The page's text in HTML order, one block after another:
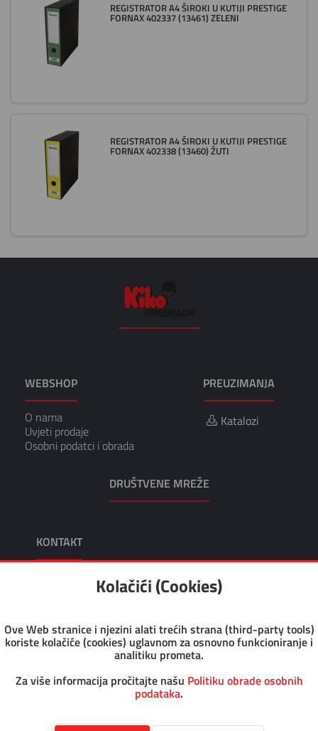
REGISTRATOR A4 ŠIROKI U KUTIJI PRESTIGE
FORNAX 402337 (13461) ZELENI
REGISTRATOR A4 ŠIROKI U KUTIJI PRESTIGE
FORNAX 402338 (13460) ŽUTI
WEBSHOP
O nama
Uvjeti prodaje
Osobni podatci i obrada
PREUZIMANJA
Katalozi
DRUŠTVENE MREŽE
KONTAKT
KIKO TRGOVINA I USLUGE, VL. TOMISLAV KRUŠEC
Adresa: Dragutina Kunovića 10 49218 Pregrada
Fax: +385 49 376 008
Email: kiko@kiko.hr
Pon-Pet: 7.30 - 17.00
Sub: 8.00 - 12.00
OIB: 46126456930
Kolačići (Cookies)
Ove Web stranice i njezini alati trećih strana (third-party tools)
koriste kolačiće (cookies) uglavnom za osnovno funkcioniranje i
analitiku prometa.
Za više informacija pročitajte našu Politiku obrade osobnih
podataka.